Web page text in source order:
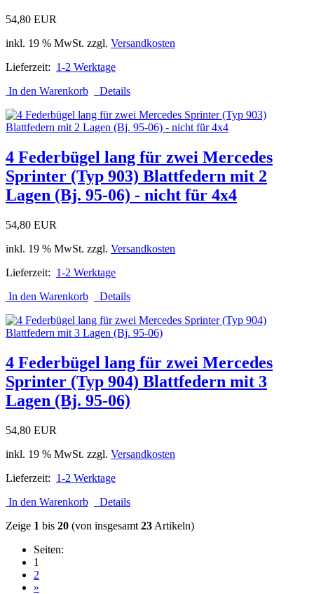
54,80 EUR
inkl. 19 % MwSt. zzgl. Versandkosten
Lieferzeit: 1-2 Werktage
In den Warenkorb
Details
4 Federbügel lang für zwei Mercedes
Sprinter (Typ 903) Blattfedern mit 2
Lagen (Bj. 95-06) - nicht für 4x4
54,80 EUR
inkl. 19 % MwSt. zzgl. Versandkosten
Lieferzeit: 1-2 Werktage
In den Warenkorb
Details
4 Federbügel lang für zwei Mercedes
Sprinter (Typ 904) Blattfedern mit 3
Lagen (Bj. 95-06)
54,80 EUR
inkl. 19 % MwSt. zzgl. Versandkosten
Lieferzeit: 1-2 Werktage
In den Warenkorb
Details
Zeige 1 bis 20 (von insgesamt 23 Artikeln)
Seiten:
1
2
»